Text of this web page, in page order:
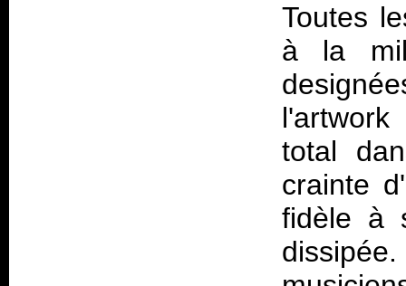
Toutes
à la
total
crainte
fidèle à